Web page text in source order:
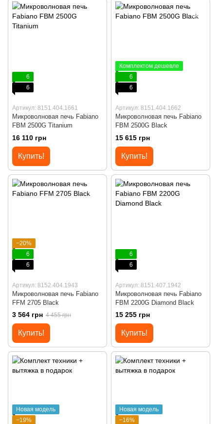
6
6
Артикул: 8151.404.1661
Микроволновая печь Fabiano
FBM 2500G Titanium
16 110 грн
Купить!
Комплектом дешевле
6
6
Артикул: 8151.404.1662
Микроволновая печь Fabiano
FBM 2500G Black
15 615 грн
Купить!
−20%
6
6
Артикул: 8152.404.1943
Микроволновая печь Fabiano
FFM 2705 Black
3 564 грн 4 455 грн
Купить!
6
6
Артикул: 8151.407.1942
Микроволновая печь Fabiano
FBM 2200G Diamond Black
15 255 грн
Купить!
Новая модель
−19%
Новая модель
−16%